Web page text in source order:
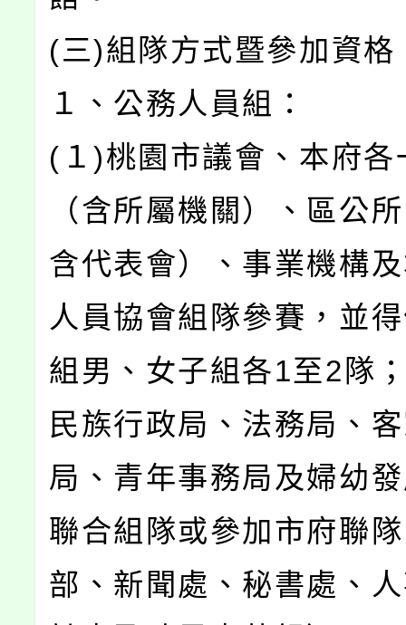
(三)組隊方式暨參加資格
１、公務人員組：
(１)桃園市議會、本府各
（含所屬機關）、區公
含代表會）、事業機構
人員協會組隊參賽，並
組男、女子組各1至2隊
民族行政局、法務局、
局、青年事務局及婦幼
聯合組隊或參加市府聯
部、新聞處、秘書處、